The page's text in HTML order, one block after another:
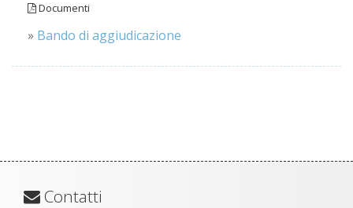
Documenti
» Bando di aggiudicazione
Contatti